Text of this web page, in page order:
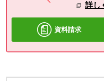
詳し
資料請求